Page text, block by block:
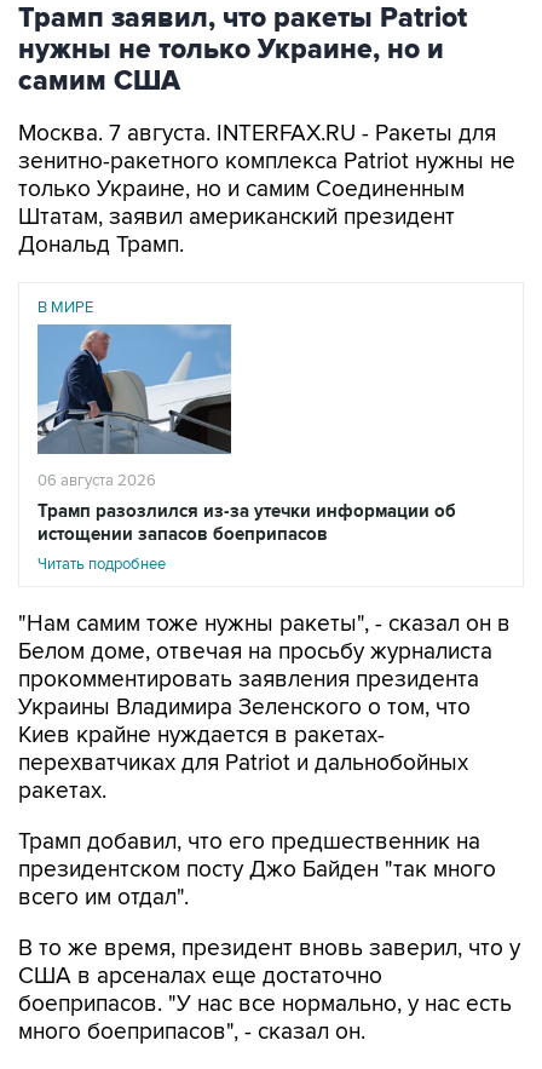
Трамп заявил, что ракеты Patriot
нужны не только Украине, но и
самим США
Москва. 7 августа. INTERFAX.RU - Ракеты для
зенитно-ракетного комплекса Patriot нужны не
только Украине, но и самим Соединенным
Штатам, заявил американский президент
Дональд Трамп.
В МИРЕ
06 августа 2026
Трамп разозлился из-за утечки информации об
истощении запасов боеприпасов
Читать подробнее
"Нам самим тоже нужны ракеты", - сказал он в
Белом доме, отвечая на просьбу журналиста
прокомментировать заявления президента
Украины Владимира Зеленского о том, что
Киев крайне нуждается в ракетах-
перехватчиках для Patriot и дальнобойных
ракетах.
Трамп добавил, что его предшественник на
президентском посту Джо Байден "так много
всего им отдал".
В то же время, президент вновь заверил, что у
США в арсеналах еще достаточно
боеприпасов. "У нас все нормально, у нас есть
много боеприпасов", - сказал он.